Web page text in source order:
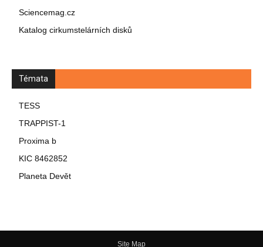
Sciencemag.cz
Katalog cirkumstelárních disků
Témata
TESS
TRAPPIST-1
Proxima b
KIC 8462852
Planeta Devět
Site Map